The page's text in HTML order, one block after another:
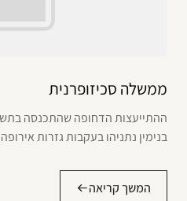
ממשלה סכיזופרנית
ההתייעצות הדחופה שהתכנסה
בנימין נתניהו בעקבות גזרות אירופה 2013 הייתה אולי...
המשך קריאה